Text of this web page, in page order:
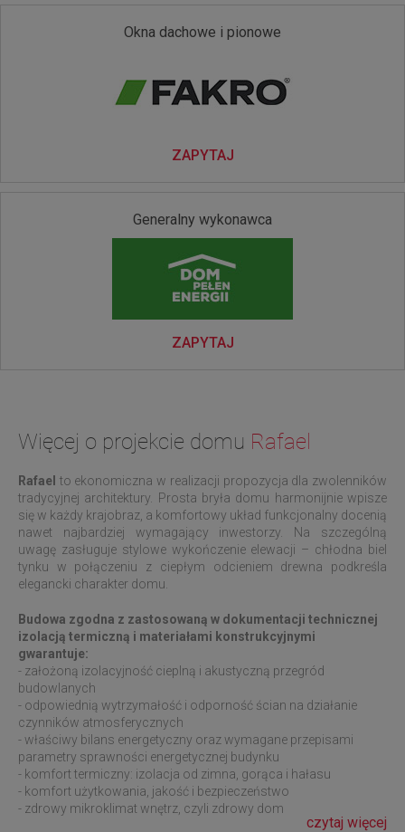
Okna dachowe i pionowe
ZAPYTAJ
Generalny wykonawca
ZAPYTAJ
Więcej o projekcie domu Rafael
Rafael to ekonomiczna w realizacji propozycja dla zwolenników
tradycyjnej architektury. Prosta bryła domu harmonijnie wpisze
się w każdy krajobraz, a komfortowy układ funkcjonalny docenią
nawet najbardziej wymagający inwestorzy. Na szczególną
uwagę zasługuje stylowe wykończenie elewacji – chłodna biel
tynku w połączeniu z ciepłym odcieniem drewna podkreśla
elegancki charakter domu.
Budowa zgodna z zastosowaną w dokumentacji technicznej
izolacją termiczną i materiałami konstrukcyjnymi
gwarantuje:
- założoną izolacyjność cieplną i akustyczną przegród
budowlanych
- odpowiednią wytrzymałość i odporność ścian na działanie
czynników atmosferycznych
- właściwy bilans energetyczny oraz wymagane przepisami
parametry sprawności energetycznej budynku
- komfort termiczny: izolacja od zimna, gorąca i hałasu
- komfort użytkowania, jakość i bezpieczeństwo
- zdrowy mikroklimat wnętrz, czyli zdrowy dom
czytaj więcej